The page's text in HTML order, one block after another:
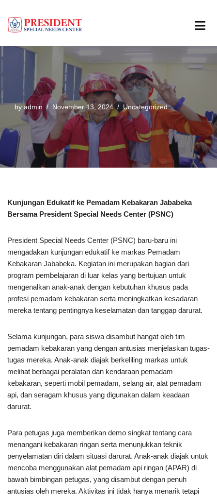
Skip
content
by admin November 13, 2024 Uncategorized
Kunjungan Edukatif ke Pemadam Kebakaran Jababeka
Bersama President Special Needs Center (PSNC)
President Special Needs Center (PSNC) baru-baru ini
mengadakan kunjungan edukatif ke markas Pemadam
Kebakaran Jababeka. Kegiatan ini merupakan bagian dari
program pembelajaran di luar kelas yang bertujuan untuk
mengenalkan anak-anak dengan kebutuhan khusus pada
profesi pemadam kebakaran serta meningkatkan kesadaran
mereka tentang pentingnya keselamatan dan tanggap darurat.
Selama kunjungan, para siswa disambut hangat oleh tim
pemadam kebakaran yang dengan antusias menjelaskan tugas-
tugas mereka. Anak-anak diajak berkeliling markas untuk
melihat berbagai peralatan dan kendaraan pemadam
kebakaran, seperti mobil pemadam, selang air, alat pemadam
api, dan seragam khusus yang digunakan dalam keadaan
darurat.
Para petugas juga memberikan demo singkat tentang cara
menangani kebakaran ringan serta menunjukkan teknik
penyelamatan diri dalam situasi darurat. Anak-anak diajak untuk
mencoba menggunakan alat pemadam api ringan (APAR) di
bawah bimbingan petugas, yang disambut dengan penuh
antusias oleh mereka. Aktivitas ini tidak hanya menarik tetapi